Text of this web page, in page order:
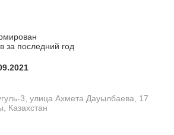
за последний год
3, улица Ахмета Дауылбаева, 17
Казахстан